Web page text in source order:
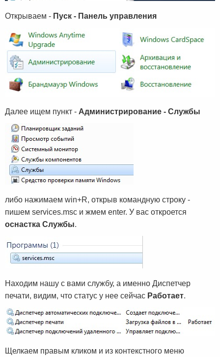
Открываем - Пуск - Панель управления
Далее ищем пункт - Администрирование - Службы
либо нажимаем win+R, открыв командную строку -
пишем services.msc и жмем enter. У вас откроется
оснастка Службы.
Находим нашу с вами службу, а именно Диспетчер
печати, видим, что статус у нее сейчас Работает.
Щелкаем правым кликом и из контекстного меню